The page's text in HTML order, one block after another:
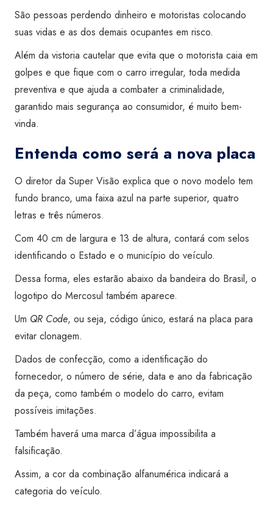
São pessoas perdendo dinheiro e motoristas colocando
suas vidas e as dos demais ocupantes em risco.
Além da vistoria cautelar que evita que o motorista caia em
golpes e que fique com o carro irregular, toda medida
preventiva e que ajuda a combater a criminalidade,
garantido mais segurança ao consumidor, é muito bem-
vinda.
Entenda como será a nova placa
O diretor da Super Visão explica que o novo modelo tem
fundo branco, uma faixa azul na parte superior, quatro
letras e três números.
Com 40 cm de largura e 13 de altura, contará com selos
identificando o Estado e o município do veículo.
Dessa forma, eles estarão abaixo da bandeira do Brasil, o
logotipo do Mercosul também aparece.
Um QR Code, ou seja, código único, estará na placa para
evitar clonagem.
Dados de confecção, como a identificação do
fornecedor, o número de série, data e ano da fabricação
da peça, como também o modelo do carro, evitam
possíveis imitações.
Também haverá uma marca d’água impossibilita a
falsificação.
Assim, a cor da combinação alfanumérica indicará a
categoria do veículo.